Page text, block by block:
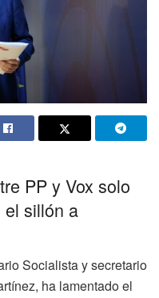
PP y Vox solo
sillón a
Socialista y secretario
ha lamentado el